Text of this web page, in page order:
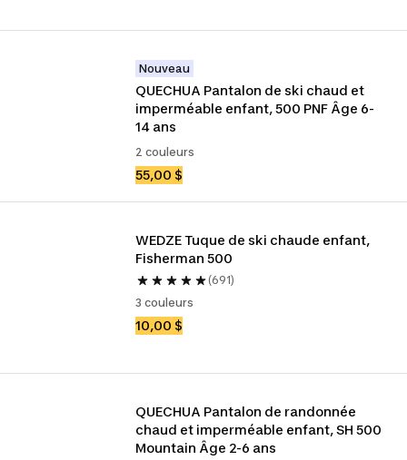
Nouveau
QUECHUA Pantalon de ski chaud et
imperméable enfant, 500 PNF Âge 6-
14 ans
2 couleurs
55,00 $
WEDZE Tuque de ski chaude enfant,
Fisherman 500
(691)
3 couleurs
10,00 $
QUECHUA Pantalon de randonnée
chaud et imperméable enfant, SH 500
Mountain Âge 2-6 ans